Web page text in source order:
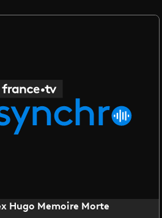
Hugo Memoire Morte